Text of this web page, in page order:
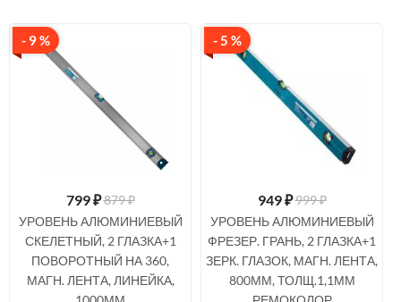
- 9 %
799₽879 ₽
УРОВЕНЬ АЛЮМИНИЕВЫЙ
СКЕЛЕТНЫЙ, 2 ГЛАЗКА+1
ПОВОРОТНЫЙ НА 360,
МАГН. ЛЕНТА, ЛИНЕЙКА,
- 5 %
949₽999 ₽
УРОВЕНЬ АЛЮМИНИЕВЫЙ
ФРЕЗЕР. ГРАНЬ, 2 ГЛАЗКА+1
ЗЕРК. ГЛАЗОК, МАГН. ЛЕНТА,
800ММ, ТОЛЩ.1,1ММ